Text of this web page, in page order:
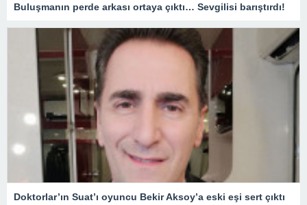
Buluşmanın perde arkası ortaya çıktı… Sevgilisi barıştırdı!
Doktorlar’ın Suat’ı oyuncu Bekir Aksoy’a eski eşi sert çıktı